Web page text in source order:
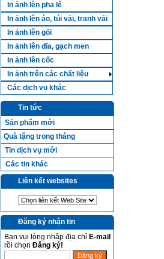
In ảnh lên pha lê
In ảnh lên áo, túi vải, tranh vải
In ảnh lên gối
In ảnh lên đĩa, gạch men
In ảnh lên cốc
In ảnh trên các chất liệu
Các dịch vụ khác
Tin tức
Sản phẩm mới
Quà tặng trong tháng
Tin dịch vụ mới
Các tin khác
Liên kết websites
Đăng ký nhận tin
Bạn vụi lòng nhập địa chỉ E-mail
rồi chọn Đăng ký!